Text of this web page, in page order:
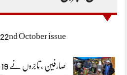
22nd October issue